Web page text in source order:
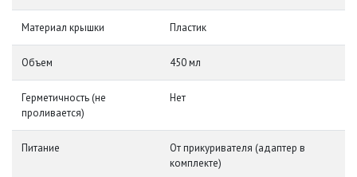
Материал крышки Пластик
Объем 450 мл
Герметичность (не
проливается)
Нет
Питание
От прикуривателя (адаптер в
комплекте)